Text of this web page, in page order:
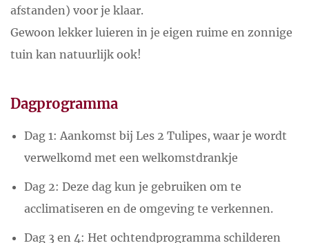
afstanden) voor je klaar.
Gewoon lekker luieren in je eigen ruime en zonnige
tuin kan natuurlijk ook!
Dagprogramma
Dag 1: Aankomst bij Les 2 Tulipes, waar je wordt
verwelkomd met een welkomstdrankje
Dag 2: Deze dag kun je gebruiken om te
acclimatiseren en de omgeving te verkennen.
Dag 3 en 4: Het ochtendprogramma schilderen